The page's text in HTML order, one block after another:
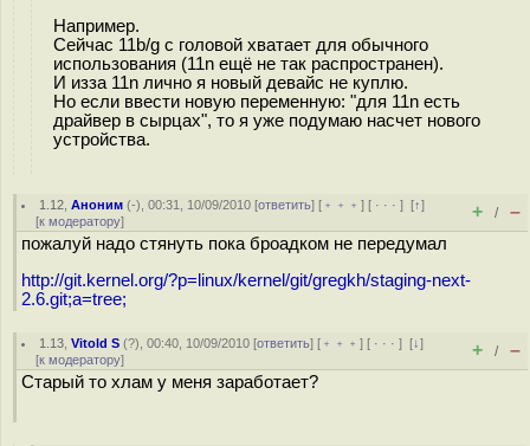
Например.
Сейчас 11b/g с головой хватает для обычного
использования (11n ещё не так распространен).
И изза 11n лично я новый девайс не куплю.
Но если ввести новую переменную: "для 11n есть
драйвер в сырцах", то я уже подумаю насчет нового
устройства.
1.12 ,Аноним (-), 00:31, 10/09/2010 [ответить] [ ﹢﹢﹢] [ · · ·][↑]
[к модератору] + / –
пожалуй надо стянуть пока броадком не передумал
http://git.kernel.org/?p=linux/kernel/git/gregkh/staging-next-
2.6.git;a=tree;
1.13 ,Vitold S (?), 00:40, 10/09/2010 [ответить] [ ﹢﹢﹢] [ · · ·][↓]
[к модератору] + / –
Старый то хлам у меня заработает?